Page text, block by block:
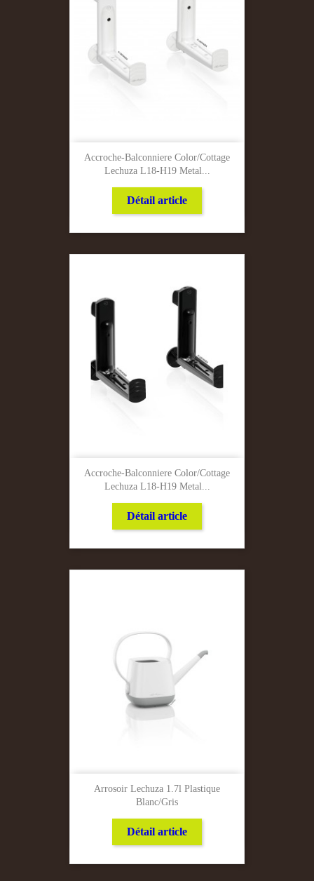
Accroche-Balconniere Color/cottage
Lechuza L18-H19 Metal...
Détail article
Accroche-Balconniere Color/cottage
Lechuza L18-H19 Metal...
Détail article
Arrosoir Lechuza 1.7l Plastique
Blanc/gris
Détail article